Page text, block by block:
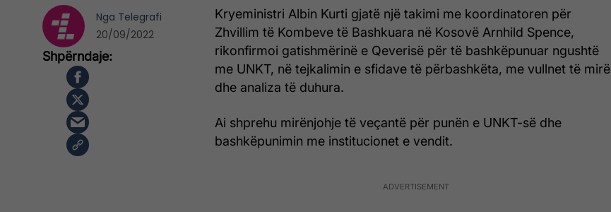
Kryeministri Albin Kurti gjatë një takimi me koordinatoren për
Zhvillim të Kombeve të Bashkuara në Kosovë Arnhild Spence,
rikonfirmoi gatishmërinë e Qeverisë për të bashkëpunuar ngushtë
me UNKT, në tejkalimin e sfidave të përbashkëta, me vullnet të mirë
dhe analiza të duhura.
Ai shprehu mirënjohje të veçantë për punën e UNKT-së dhe
bashkëpunimin me institucionet e vendit.
Nga Telegrafi
20/09/2022